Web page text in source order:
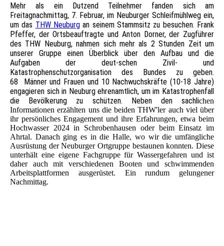
Mehr als ein Dutzend Teilnehmer fanden sich am
Freitagnachmittag, 7. Februar, im Neuburger Schleifmühlweg ein,
um das THW Neuburg an seinem Stammsitz zu besuchen. Frank
Pfeffer, der Ortsbeauftragte und Anton Dorner, der Zugführer
des THW Neuburg, nahmen sich mehr als 2 Stunden Zeit um
unserer Gruppe einen Überblick über den Aufbau und die
Aufgaben der deut-schen Zivil- und
Katastrophenschutzorganisation des Bundes zu geben.
68 Männer und Frauen und 10 Nachwuchskräfte (10-18 Jahre)
engagieren sich in Neuburg ehrenamtlich, um im Katastrophenfall
die Bevölkerung zu schützen. Neben den sachlichen
Informationen erzählten uns die beiden THW'ler auch viel über
ihr persönliches Engagement und ihre Erfahrungen, etwa beim
Hochwasser 2024 in Schrobenhausen oder beim Einsatz im
Ahrtal. Danach ging es in die Halle, wo wir die umfängliche
Ausrüstung der Neuburger Ortgruppe bestaunen konnten. Diese
unterhält eine eigene Fachgruppe für Wassergefahren und ist
daher auch mit verschiedenen Booten und schwimmenden
Arbeitsplattformen ausgerüstet. Ein rundum gelungener
Nachmittag.